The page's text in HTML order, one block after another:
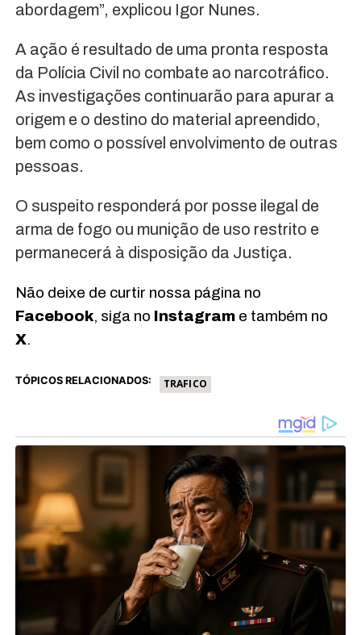
abordagem”, explicou Igor Nunes.
A ação é resultado de uma pronta resposta
da Polícia Civil no combate ao narcotráfico.
As investigações continuarão para apurar a
origem e o destino do material apreendido,
bem como o possível envolvimento de outras
pessoas.
O suspeito responderá por posse ilegal de
arma de fogo ou munição de uso restrito e
permanecerá à disposição da Justiça.
Não deixe de curtir nossa página no
Facebook, siga no Instagrame também no
X.
TÓPICOS RELACIONADOS: TRAFICO